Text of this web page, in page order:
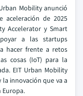
Mobility anunció
aceleración de 2025
Accelerator y Smart
a las startups
hacer frente a retos
cosas (IoT) para la
EIT Urban Mobility
innovación que va a
Europa.